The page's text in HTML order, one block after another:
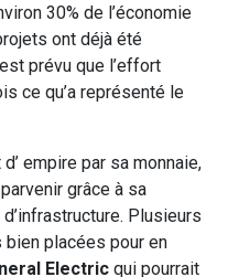
30% de l’économie
ont déjà été
prévu que l’effort
ce qu’a représenté le
empire par sa monnaie,
grâce à sa
Plusieurs
placées pour en
Electric qui pourrait